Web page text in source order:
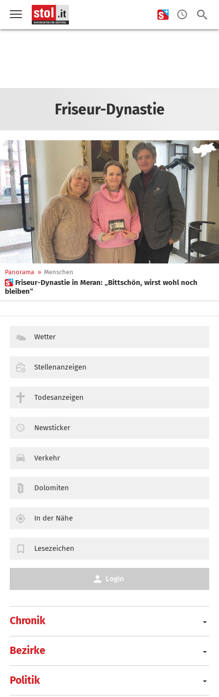
Friseur-Dynastie
Panorama » Menschen
 Friseur-Dynastie in Meran: „Bittschön, wirst wohl noch
bleiben“
Chronik
Bezirke
Politik
Wetter
Stellenanzeigen
Todesanzeigen
Newsticker
Verkehr
Dolomiten
In der Nähe
Lesezeichen
Login